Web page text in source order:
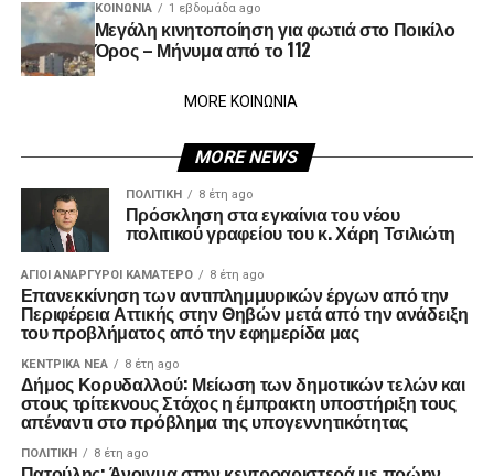
ΚΟΙΝΩΝΊΑ 1 εβδομάδα ago
Μεγάλη κινητοποίηση για φωτιά στο Ποικίλο
Όρος – Μήνυμα από το 112
MORE ΚΟΙΝΩΝΙΑ
MORE NEWS
ΠΟΛΙΤΙΚΉ 8 έτη ago
Πρόσκληση στα εγκαίνια του νέου
πολιτικού γραφείου του κ. Χάρη Τσιλιώτη
ΑΓΙΟΙ ΑΝΑΡΓΥΡΟΙ ΚΑΜΑΤΕΡΟ 8 έτη ago
Επανεκκίνηση των αντιπλημμυρικών έργων από την
Περιφέρεια Αττικής στην Θηβών μετά από την ανάδειξη
του προβλήματος από την εφημερίδα μας
ΚΕΝΤΡΙΚΑ ΝΕΑ 8 έτη ago
Δήμος Κορυδαλλού: Μείωση των δημοτικών τελών και
στους τρίτεκνους Στόχος η έμπρακτη υποστήριξη τους
απέναντι στο πρόβλημα της υπογεννητικότητας
ΠΟΛΙΤΙΚΉ 8 έτη ago